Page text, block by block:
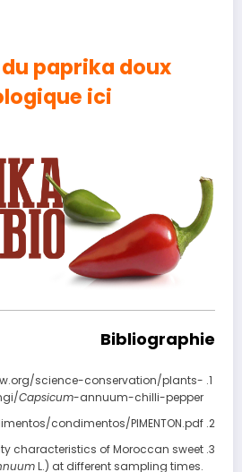
paprika doux
ici
Bibliographie
science-conservation/plants-
Capsicum-annuum-chilli-pepper
condimentos/PIMENTON.pdf
characteristics of Moroccan sweet
L.) at different sampling times.